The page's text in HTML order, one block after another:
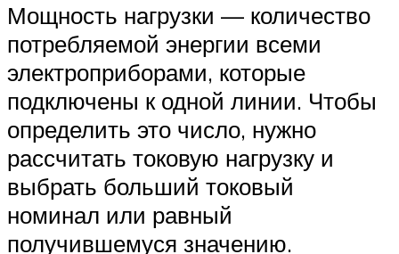
Мощность нагрузки — количество
потребляемой энергии всеми
электроприборами, которые
подключены к одной линии. Чтобы
определить это число, нужно
рассчитать токовую нагрузку и
выбрать больший токовый
номинал или равный
получившемуся значению.